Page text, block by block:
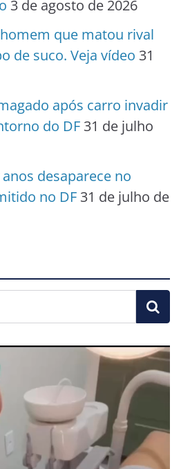
3 de agosto de 2026
que matou rival
de suco. Veja vídeo 31
após carro invadir
do DF 31 de julho
desaparece no
no DF 31 de julho de